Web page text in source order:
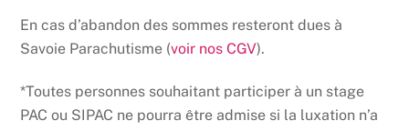
En cas d’abandon des sommes resteront dues à
Savoie Parachutisme (voir nos CGV).
*Toutes personnes souhaitant participer à un stage
PAC ou SIPAC ne pourra être admise si la luxation n’a